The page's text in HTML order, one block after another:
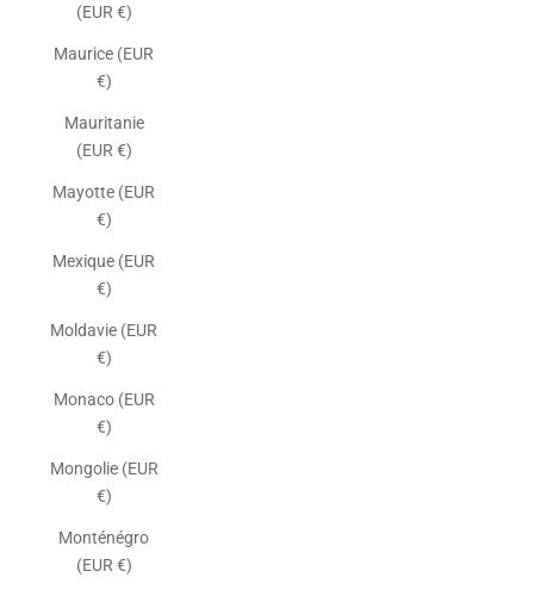
(EUR €)
Maurice (EUR
€)
Mauritanie
(EUR €)
Mayotte (EUR
€)
Mexique (EUR
€)
Moldavie (EUR
€)
Monaco (EUR
€)
Mongolie (EUR
€)
Monténégro
(EUR €)